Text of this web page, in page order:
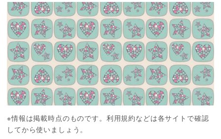
※情報は掲載時点のものです。利用規約などは各サイトで確認
してから使いましょう。